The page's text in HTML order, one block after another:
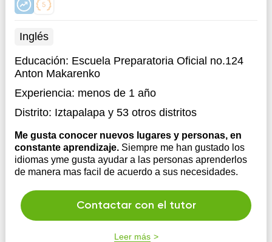
Inglés
Educación: Escuela Preparatoria Oficial no.124
Anton Makarenko
Experiencia: menos de 1 año
Distrito: Iztapalapay 53 otros distritos
Me gusta conocer nuevos lugares y personas, en
constante aprendizaje. Siempre me han gustado los
idiomas yme gusta ayudar a las personas aprenderlos
de manera mas facil de acuerdo a sus necesidades.
Contactar con el tutor
Leer más